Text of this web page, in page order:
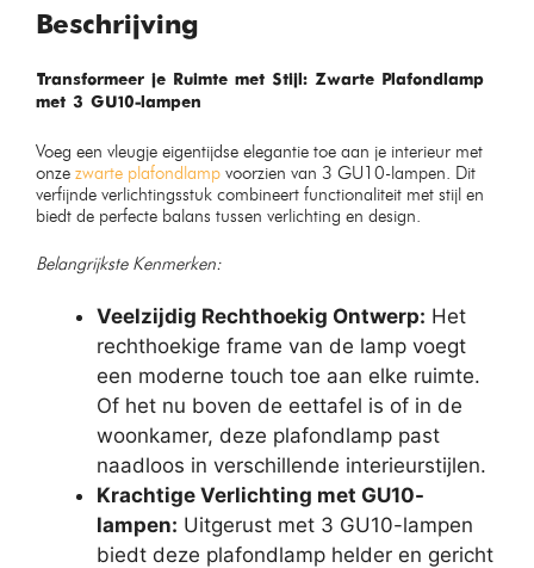
Beschrijving
Transformeer je Ruimte met Stijl: Zwarte Plafondlamp
met 3 GU10-lampen
Voeg een vleugje eigentijdse elegantie toe aan je interieur met
onze zwarte plafondlamp voorzien van 3 GU10-lampen. Dit
verfijnde verlichtingsstuk combineert functionaliteit met stijl en
biedt de perfecte balans tussen verlichting en design.
Belangrijkste Kenmerken:
Veelzijdig Rechthoekig Ontwerp: Het
rechthoekige frame van de lamp voegt
een moderne touch toe aan elke ruimte.
Of het nu boven de eettafel is of in de
woonkamer, deze plafondlamp past
naadloos in verschillende interieurstijlen.
Krachtige Verlichting met GU10-
lampen: Uitgerust met 3 GU10-lampen
biedt deze plafondlamp helder en gericht